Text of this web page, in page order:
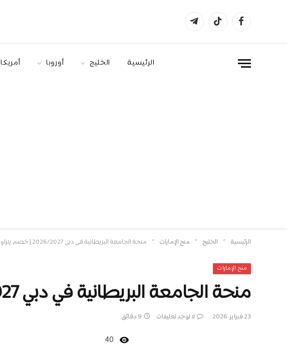
فيسبوكتيكتوكتيلقرام
الرئيسية الخليج أوروبا أمريكا
الرئيسية » الخليج » منح الإمارات » منحة الجامعة البريطانية في دبي 2026/2027 | خصم يتراوح بين 30% إلى 100%
منح الإمارات
منحة الجامعة البريطانية في دبي 2026/2027 | خصم يتراوح بين 30% إلى 100%
23 فبراير، 2026 لا توجد تعليقات 9 دقائق
40